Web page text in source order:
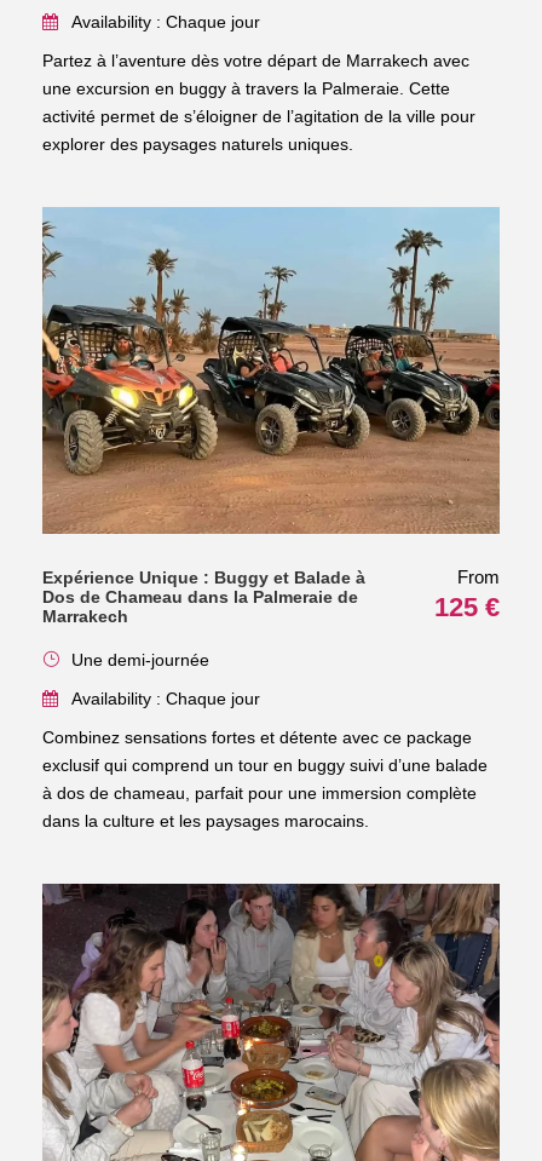
Availability : Chaque jour
Partez à l’aventure dès votre départ de Marrakech avec
une excursion en buggy à travers la Palmeraie. Cette
activité permet de s’éloigner de l’agitation de la ville pour
explorer des paysages naturels uniques.
Expérience Unique : Buggy et Balade à
Dos de Chameau dans la Palmeraie de
Marrakech
From
125 €
Une demi-journée
Availability : Chaque jour
Combinez sensations fortes et détente avec ce package
exclusif qui comprend un tour en buggy suivi d’une balade
à dos de chameau, parfait pour une immersion complète
dans la culture et les paysages marocains.